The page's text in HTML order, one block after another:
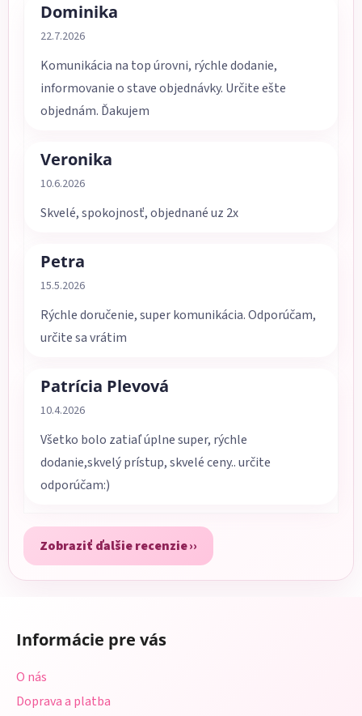
Dominika
Hodnotenie obchodu je 5 z 5 hviezdičiek.
22.7.2026
Komunikácia na top úrovni, rýchle dodanie,
informovanie o stave objednávky. Určite ešte
objednám. Ďakujem
Veronika
Hodnotenie obchodu je 5 z 5 hviezdičiek.
10.6.2026
Skvelé, spokojnosť, objednané uz 2x
Petra
Hodnotenie obchodu je 5 z 5 hviezdičiek.
15.5.2026
Rýchle doručenie, super komunikácia. Odporúčam,
určite sa vrátim
Patrícia Plevová
Hodnotenie obchodu je 5 z 5 hviezdičiek.
10.4.2026
Všetko bolo zatiaľ úplne super, rýchle
dodanie,skvelý prístup, skvelé ceny.. určite
odporúčam:)
Zobraziť ďalšie recenzie
Informácie pre vás
O nás
Doprava a platba